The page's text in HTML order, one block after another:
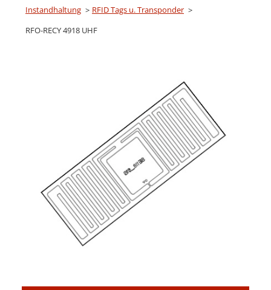
Instandhaltung
RFID Tags u. Transponder
RFO-RECY 4918 UHF